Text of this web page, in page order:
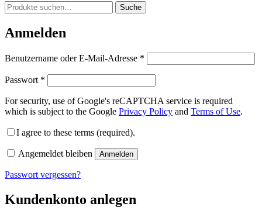
Suche
nach:
Suche
Anmelden
Benutzername oder E-Mail-Adresse *
Passwort *
For security, use of Google's reCAPTCHA service is required
which is subject to the Google Privacy Policy and Terms of Use.
I agree to these terms (required).
Angemeldet bleiben Anmelden
Passwort vergessen?
Kundenkonto anlegen